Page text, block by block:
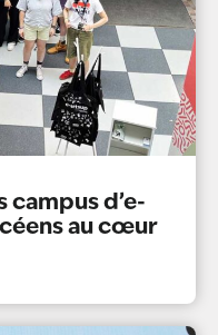
campus d’e-
au cœur